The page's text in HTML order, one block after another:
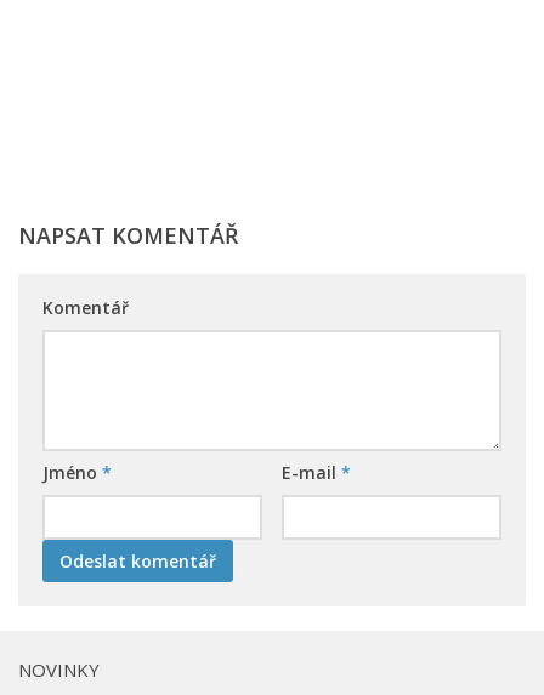
NAPSAT KOMENTÁŘ
Komentář
Jméno * E-mail *
NOVINKY